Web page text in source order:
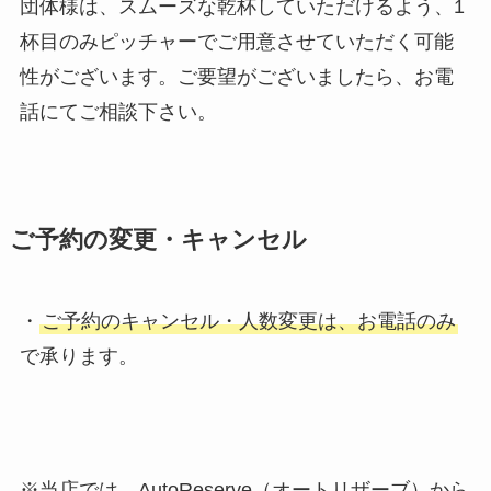
団体様は、スムーズな乾杯していただけるよう、1
杯目のみピッチャーでご用意させていただく可能
性がございます。ご要望がございましたら、お電
話にてご相談下さい。
ご予約の変更・キャンセル
・ ご予約のキャンセル・人数変更は、お電話のみ
で承ります。